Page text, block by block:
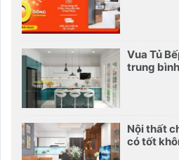
Vua Tủ
trung
Nội thất
có tốt